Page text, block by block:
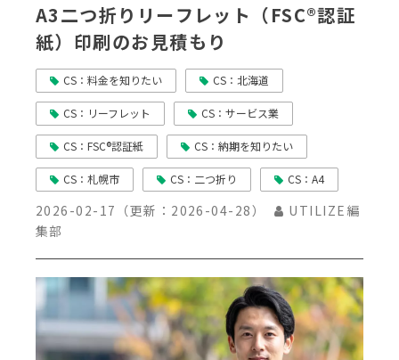
A3二つ折りリーフレット（FSC®認証
紙）印刷のお見積もり
CS：料金を知りたい CS：北海道
CS：リーフレット CS：サービス業
CS：FSC®認証紙 CS：納期を知りたい
CS：札幌市 CS：二つ折り CS：A4
2026-02-17 （更新： 2026-04-28）
UTILIZE編
集部